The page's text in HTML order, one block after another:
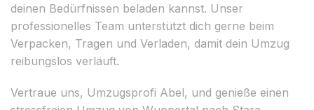
deinen Bedürfnissen beladen kannst. Unser
professionelles Team unterstützt dich gerne beim
Verpacken, Tragen und Verladen, damit dein Umzug
reibungslos verläuft.
Vertraue uns, Umzugsprofi Abel, und genieße einen